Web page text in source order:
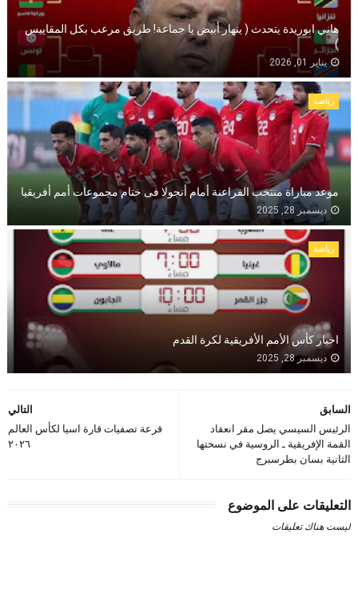
هاني ابوريدة يتحدث ( ينهار أبيض يا جماعة! طريق مرعب بكل المقاييس
)
يناير 01, 2026
رياضة
موعد مباراة منتخب الفراعنة أمام أنجولا فى ختام مجموعات أمم أفريقيا
ديسمبر 28, 2025
رياضة
اخبار كأس الأمم الأفريقية لكرة القدم
ديسمبر 28, 2025
التالي
قرعة تصفيات قارة اسيا لكأس العالم
٢٠٢٦
السابق
الرئيس السيسي يصل مقر انعقاد
القمة الإفريقية ـ الروسية في نسختها
الثانية بسان بطرسبرج
التعليقات على الموضوع
ليست هناك تعليقات